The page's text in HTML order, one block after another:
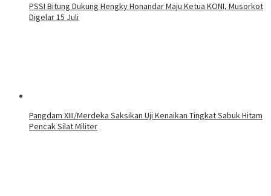
PSSI Bitung Dukung Hengky Honandar Maju Ketua KONI, Musorkot
Digelar 15 Juli
Pangdam XIII/Merdeka Saksikan Uji Kenaikan Tingkat Sabuk Hitam
Pencak Silat Militer